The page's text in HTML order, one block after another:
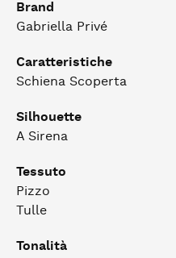
Brand
Gabriella Privé
Caratteristiche
Schiena Scoperta
Silhouette
A Sirena
Tessuto
Pizzo
Tulle
Tonalità